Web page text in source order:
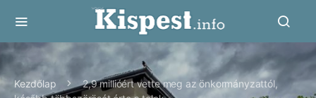
Kezdőlap
2,9 millióért vette meg az önkormányzattól,